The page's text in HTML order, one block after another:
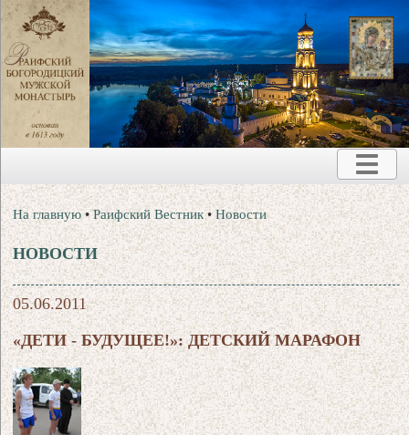
На главную •Раифский Вестник •Новости
НОВОСТИ
05.06.2011
«ДЕТИ - БУДУЩЕЕ!»: ДЕТСКИЙ МАРАФОН